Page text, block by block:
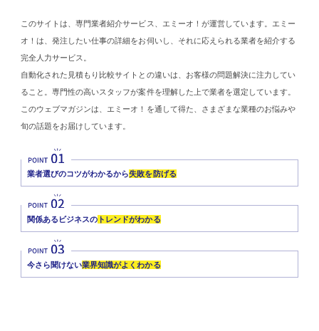
このサイトは、専門業者紹介サービス、エミーオ！が運営しています。エミー
オ！は、発注したい仕事の詳細をお伺いし、それに応えられる業者を紹介する
完全人力サービス。
自動化された見積もり比較サイトとの違いは、お客様の問題解決に注力してい
ること。専門性の高いスタッフが案件を理解した上で業者を選定しています。
このウェブマガジンは、エミーオ！を通して得た、さまざまな業種のお悩みや
旬の話題をお届けしています。
業者選びのコツがわかるから失敗を防げる
関係あるビジネスの トレンドがわかる
今さら聞けない業界知識がよくわかる